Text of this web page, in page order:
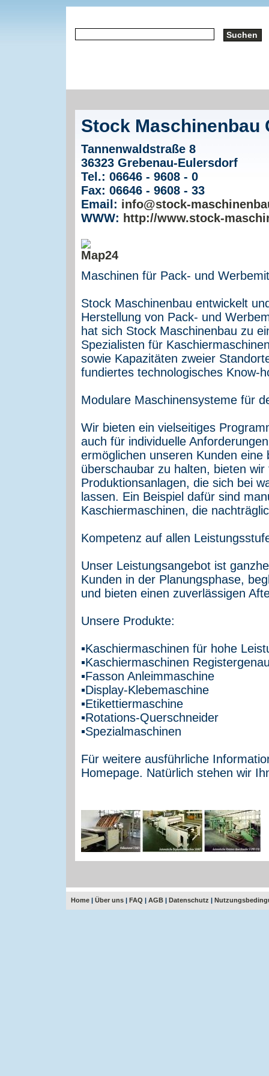
Stock Maschinenbau
Tannenwaldstraße 8
36323 Grebenau-Eulersdorf
Tel.: 06646 - 9608 - 0
Fax: 06646 - 9608 - 33
Email: info@stock-
WWW: http://www.stock-
Maschinen für Pack- und
Stock Maschinenbau entwickelt
Herstellung von Pack- und
hat sich Stock Maschinenbau zu
Spezialisten für
sowie Kapazitäten zweier
fundiertes technologisches Know-
Modulare Maschinensysteme für
Wir bieten ein vielseitiges
auch für individuelle
ermöglichen unseren Kunden
überschaubar zu halten, bieten
Produktionsanlagen, die sich bei
lassen. Ein Beispiel dafür sind
Kaschiermaschinen, die
Kompetenz auf allen
Unser Leistungsangebot ist
Kunden in der Planungsphase,
und bieten einen zuverlässigen
Unsere Produkte:
▪Kaschiermaschinen für hohe
▪Kaschiermaschinen
▪Fasson Anleimmaschine
▪Display-Klebemaschine
▪Etikettiermaschine
▪Rotations-Querschneider
▪Spezialmaschinen
Für weitere ausführliche
Homepage. Natürlich stehen wir
Home | Über uns | FAQ | AGB | Datenschutz |